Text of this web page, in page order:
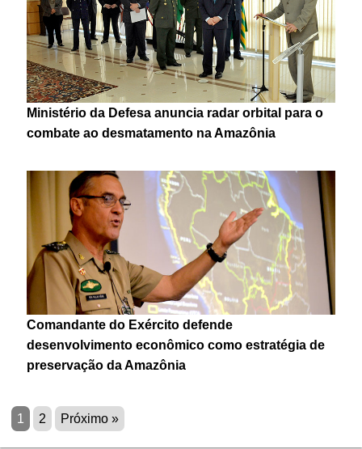
Ministério da Defesa anuncia radar orbital para o
combate ao desmatamento na Amazônia
Comandante do Exército defende
desenvolvimento econômico como estratégia de
preservação da Amazônia
1 2 Próximo »